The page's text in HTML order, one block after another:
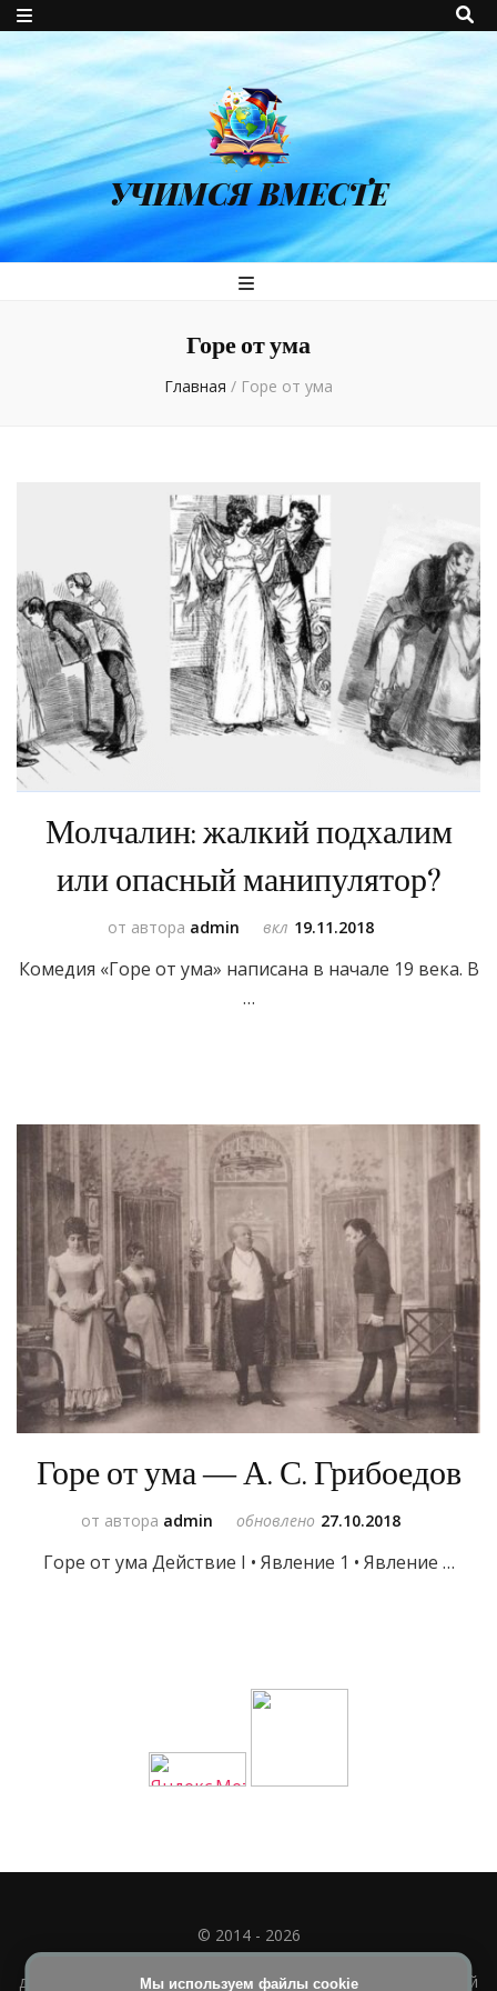
УЧИМСЯ ВМЕСТЕ
Горе от ума
Главная / Горе от ума
Молчалин: жалкий подхалим
или опасный манипулятор?
от автора admin вкл 19.11.2018
Комедия «Горе от ума» написана в начале 19 века. В
…
Горе от ума — А. С. Грибоедов
от автора admin обновлено 27.10.2018
Горе от ума Действие I • Явление 1 • Явление …
Мы используем файлы cookie
© 2014 - 2026
Полное или частичное использование материала
допускается только при наличии активной и индексируемой